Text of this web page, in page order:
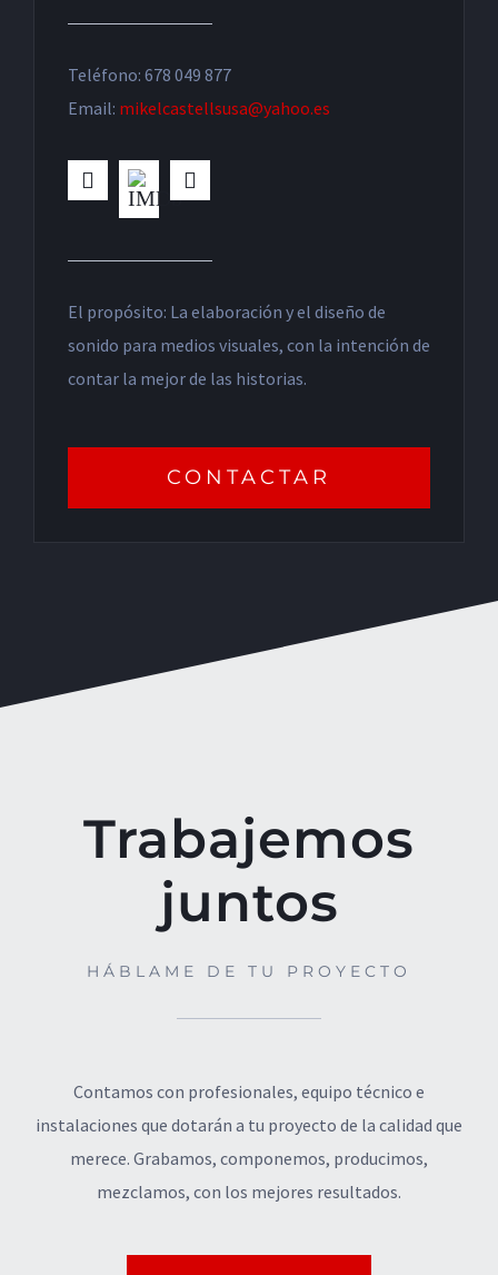
Teléfono: 678 049 877
Email: mikelcastellsusa@yahoo.es
El propósito: La elaboración y el diseño de
sonido para medios visuales, con la intención de
contar la mejor de las historias.
CONTACTAR
Trabajemos
juntos
HÁBLAME DE TU PROYECTO
Contamos con profesionales, equipo técnico e
instalaciones que dotarán a tu proyecto de la calidad que
merece. Grabamos, componemos, producimos,
mezclamos, con los mejores resultados.
© Copyright2026 | Todos los derechos